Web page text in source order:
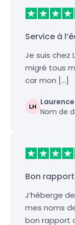
Service à
Je suis chez
migré tous
car mon […]
Nom de
Bon
J’héberge
mes noms
bon rapport